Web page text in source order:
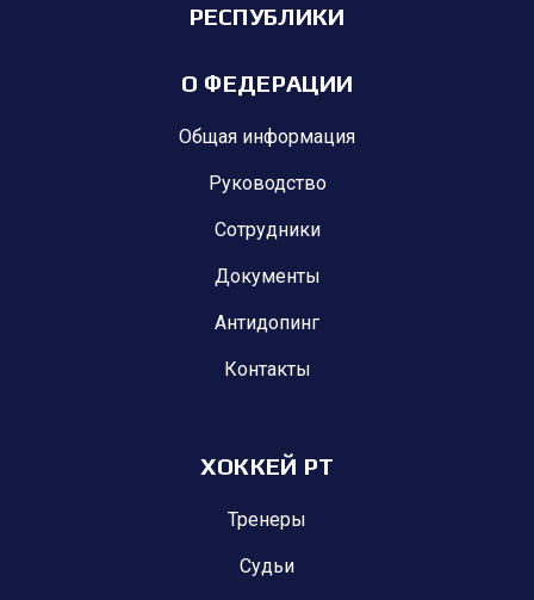
РЕСПУБЛИКИ
О ФЕДЕРАЦИИ
Общая информация
Руководство
Сотрудники
Документы
Антидопинг
Контакты
ХОККЕЙ РТ
Тренеры
Судьи